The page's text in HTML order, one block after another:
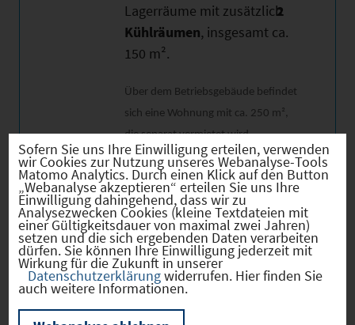
Lagerräume mit zusätzlich
2
Kühlräumen, insgesamt ca.
150 m².
Über dem Betriebsgebäude befindet
sich eine Wohnung mit ca. 250 m²,
die separat vermietet wird.
Kontakt:
Helmut Schröpfer Tel.
0151/55020437
Sofern Sie uns Ihre Einwilligung erteilen, verwenden
wir Cookies zur Nutzung unseres Webanalyse-Tools
Matomo Analytics. Durch einen Klick auf den Button
„Webanalyse akzeptieren“ erteilen Sie uns Ihre
Einwilligung dahingehend, dass wir zu
Analysezwecken Cookies (kleine Textdateien mit
einer Gültigkeitsdauer von maximal zwei Jahren)
setzen und die sich ergebenden Daten verarbeiten
dürfen. Sie können Ihre Einwilligung jederzeit mit
Wirkung für die Zukunft in unserer
Datenschutzerklärungwiderrufen. Hier finden Sie
auch weitere Informationen.